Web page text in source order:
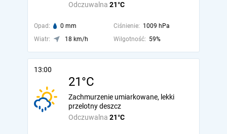
Odczuwalna 21°C
Opad: 0 mm Ciśnienie: 1009 hPa
Wiatr:
18 km/h Wilgotność: 59%
13:00
21°C
Odczuwalna 21°C
Zachmurzenie umiarkowane, lekki
przelotny deszcz